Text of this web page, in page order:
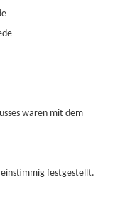
waren mit dem
festgestellt.